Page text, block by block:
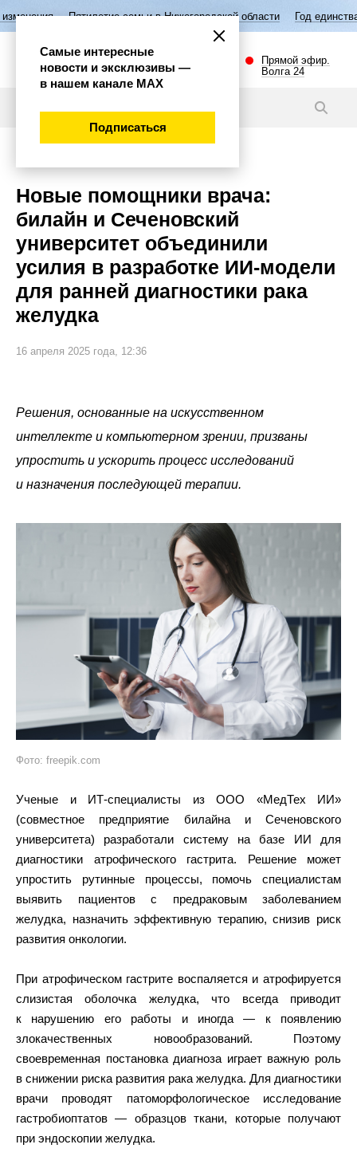
Пятилетие семьи в Нижегородской области Год единства народов
Прямой эфир.
Волга 24
Новые помощники врача:
билайн и Сеченовский
университет объединили
усилия в разработке ИИ-модели
для ранней диагностики рака
желудка
16 апреля 2025 года, 12:36
Решения, основанные на искусственном
интеллекте и компьютерном зрении, призваны
упростить и ускорить процесс исследований
и назначения последующей терапии.
Фото: freepik.com
Ученые и ИТ-специалисты из ООО «МедТех ИИ»
(совместное предприятие билайна и Сеченовского
университета) разработали систему на базе ИИ для
диагностики атрофического гастрита. Решение может
упростить рутинные процессы, помочь специалистам
выявить пациентов с предраковым заболеванием
желудка, назначить эффективную терапию, снизив риск
развития онкологии.
При атрофическом гастрите воспаляется и атрофируется
слизистая оболочка желудка, что всегда приводит
к нарушению его работы и иногда — к появлению
злокачественных новообразований. Поэтому
своевременная постановка диагноза играет важную роль
в снижении риска развития рака желудка. Для диагностики
врачи проводят патоморфологическое исследование
гастробиоптатов — образцов ткани, которые получают
при эндоскопии желудка.
Самые интересные
новости и эксклюзивы —
в нашем канале МАХ
Подписаться